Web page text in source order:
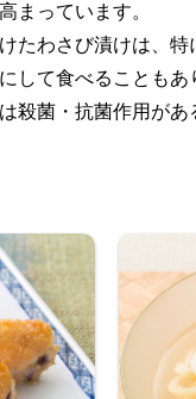
まっています。
たわさび漬けは、
して食べることもあ
殺菌・抗菌作用が